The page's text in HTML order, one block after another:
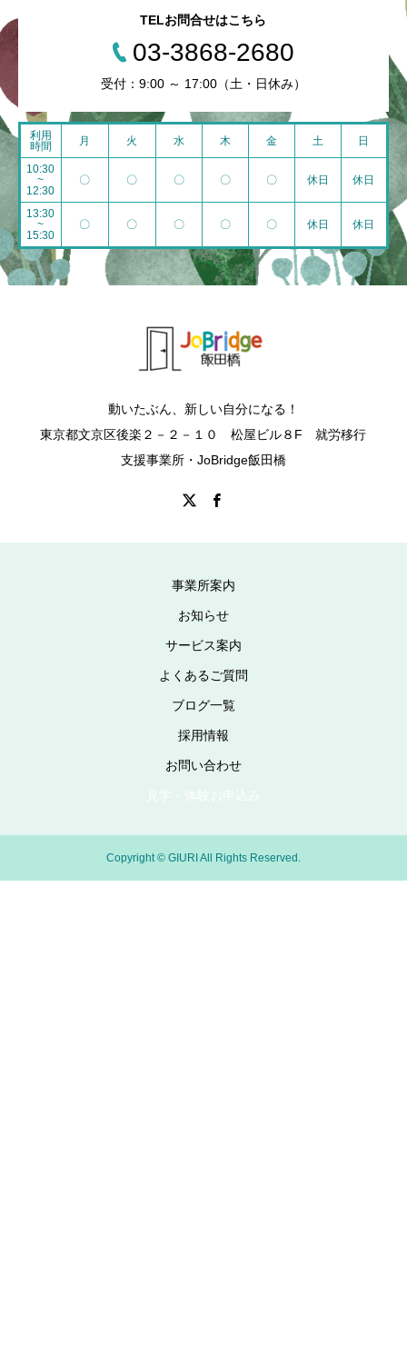
TELお問合せはこちら
03-3868-2680
受付：9:00 ～ 17:00（土・日休み）
利用
時間
月 火 水 木 金 土 日
10:30
~
12:30
〇 〇 〇 〇 〇 休日 休日
13:30
~
15:30
〇 〇 〇 〇 〇 休日 休日
動いたぶん、新しい自分になる！
東京都文京区後楽２－２－１０ 松屋ビル８F 就労移行
支援事業所・JoBridge飯田橋
事業所案内
お知らせ
サービス案内
よくあるご質問
ブログ一覧
採用情報
お問い合わせ
見学・体験お申込み
Copyright © GIURI All Rights Reserved.